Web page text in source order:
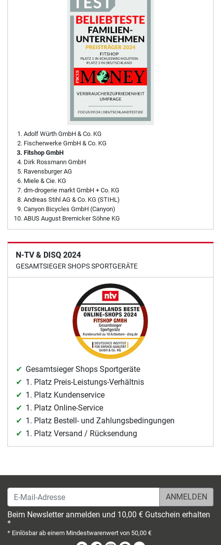
Adolf Würth GmbH & Co. KG
Fischerwerke GmbH & Co. KG
Fitshop GmbH
Dirk Rossmann GmbH
Ravensburger AG
Miele & Cie. KG
dm-drogerie markt GmbH + Co. KG
Andreas Stihl AG & Co. KG (STIHL)
Canyon Bicycles GmbH (Canyon)
ABUS August Bremicker Söhne KG
N-TV & DISQ 2024
GESAMTSIEGER SHOPS SPORTGERÄTE
Gesamtsieger Shops Sportgeräte
1. Platz Preis-Leistungs-Verhältnis
1. Platz Kundenservice
1. Platz Online-Service
1. Platz Bestell- und Zahlungsbedingungen
1. Platz Versand / Rücksendung
E-Mail-Adresse
Beim Newsletter anmelden und 10,00 € Gutschein erhalten
*
* Einlösbar ab einem Mindestwarenwert von 50,00 €